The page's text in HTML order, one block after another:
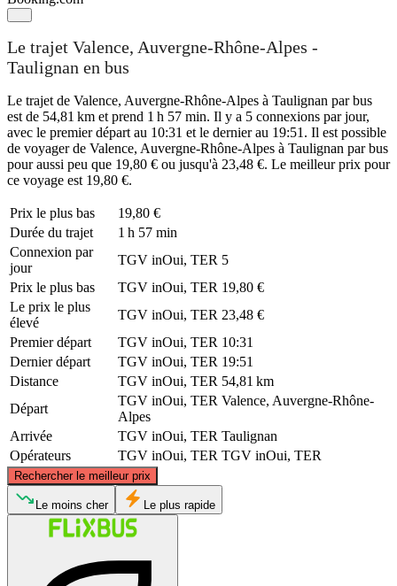
Le trajet Valence, Auvergne-Rhône-Alpes -
Taulignan en bus
Le trajet de Valence, Auvergne-Rhône-Alpes à Taulignan par bus
est de 54,81 km et prend 1 h 57 min. Il y a 5 connexions par jour,
avec le premier départ au 10:31 et le dernier au 19:51. Il est possible
de voyager de Valence, Auvergne-Rhône-Alpes à Taulignan par bus
pour aussi peu que 19,80 € ou jusqu'à 23,48 €. Le meilleur prix pour
ce voyage est 19,80 €.
Prix ​​le plus bas
19,80 €
Durée du trajet
1 h 57 min
Connexion par
jour
TGV inOui, TER 5
Prix ​​le plus bas
TGV inOui, TER 19,80 €
Le prix le plus
élevé
TGV inOui, TER 23,48 €
Premier départ
TGV inOui, TER 10:31
Dernier départ
TGV inOui, TER 19:51
Distance
TGV inOui, TER 54,81 km
Départ
TGV inOui, TER Valence, Auvergne-Rhône-
Alpes
Arrivée
TGV inOui, TER Taulignan
Opérateurs
TGV inOui, TER TGV inOui, TER
Rechercher le meilleur prix
Valence
©CARTO , ©OpenStreetMapcontributors
Le moins cher Le plus rapide